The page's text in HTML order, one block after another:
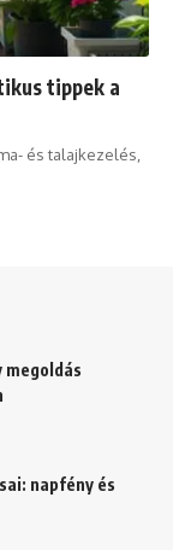
tippek a
és talajkezelés,
megoldás
napfény és